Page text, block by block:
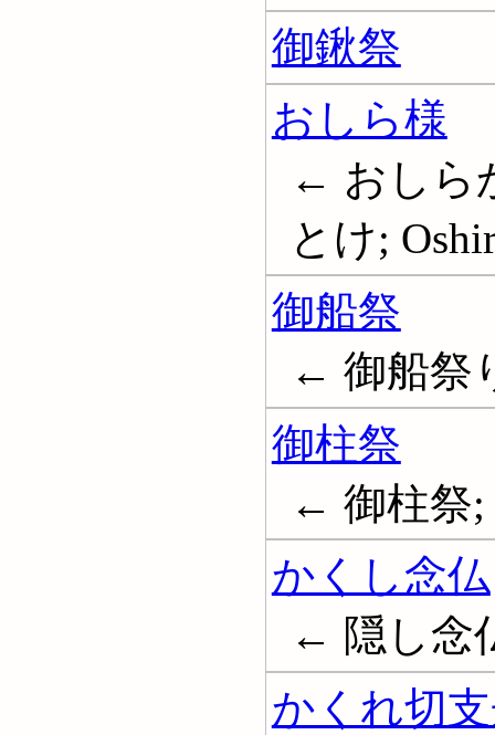
御鍬祭
おしら様
← おしら
とけ;
御船祭
← 御船祭
御柱祭
← 御柱祭;
かくし念仏
← 隠し念
かくれ切